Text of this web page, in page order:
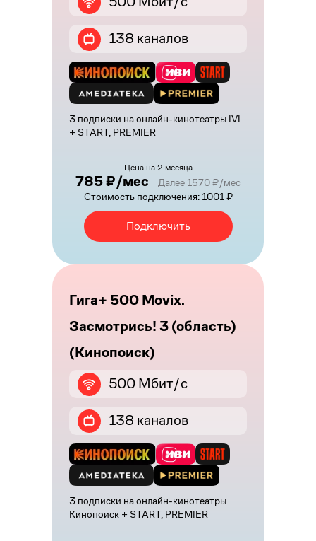
138 каналов
3 подписки на онлайн-кинотеатры IVI
+ START, PREMIER
Цена на 2 месяца
785 ₽/мес
Далее 1570 ₽/мес
Стоимость подключения: 1001 ₽
Подключить
Гига+ 500 Movix.
Засмотрись! 3 (область)
(Кинопоиск)
500 Мбит/с
138 каналов
3 подписки на онлайн-кинотеатры
Кинопоиск + START, PREMIER